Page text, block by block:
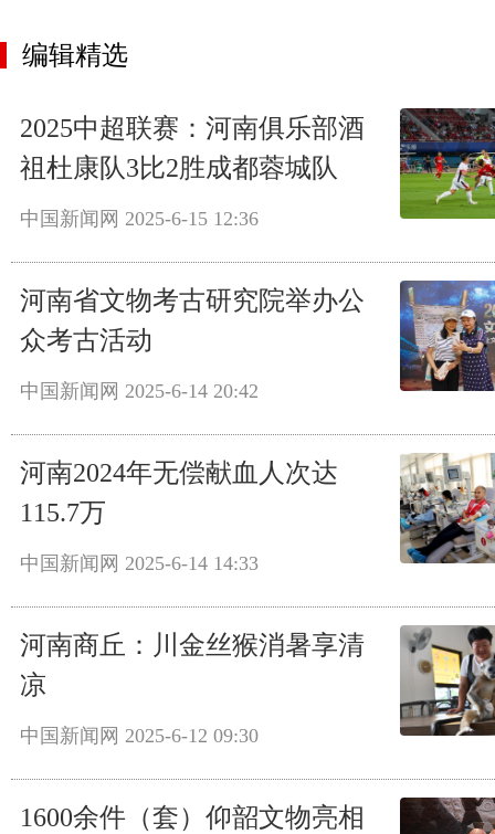
编辑精选
2025中超联赛：河南俱乐部酒
祖杜康队3比2胜成都蓉城队
中国新闻网 2025-6-15 12:36
河南省文物考古研究院举办公
众考古活动
中国新闻网 2025-6-14 20:42
河南2024年无偿献血人次达
115.7万
中国新闻网 2025-6-14 14:33
河南商丘：川金丝猴消暑享清
凉
中国新闻网 2025-6-12 09:30
1600余件（套）仰韶文物亮相